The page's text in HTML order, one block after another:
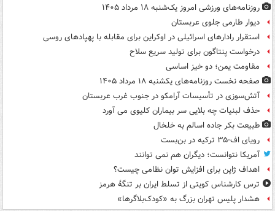
روزنامه‌های ورزشی امروز یک‌شنبه ۱۸ مرداد ۱۴۰۵
دیوار طارمی جلوی عربستان
استقرار رادارهای اسرائیلی در اوکراین برای مقابله با پهپادهای روسی
درخواست پنتاگون برای تولید سریع سلاح
مقاومت یمن؛ دو خیز اساسی
صفحه نخست روزنامه‌های یکشنبه ۱۸ مرداد ۱۴۰۵
آتش‌سوزی در تأسیسات آرامکو در جنوب غرب عربستان
حذف لبنیات چه بلایی سر بیماران کلیوی می آورد
طبیعت بکر جاده اسالم به خلخال
رویای اف-۳۵ ترکیه در بن‌بست
آمریکا نتوانست؛ دیگران هم نمی توانند
اهداف ژاپن برای افزایش توان نظامی چیست؟
ترس کارشناس کویتی از تسلط ایران بر تنگۀ هرمز
هشدار پلیس تهران بزرگ به «کودک‌بلاگرها»